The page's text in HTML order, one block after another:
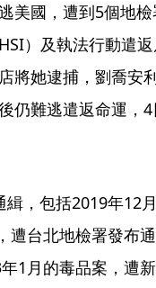
美國，遭到5個地
）及執法行動遣
將她逮捕，劉喬安
仍難逃遣返命運，
，包括2019年12
台北地檢署發布
1月的毒品案，遭